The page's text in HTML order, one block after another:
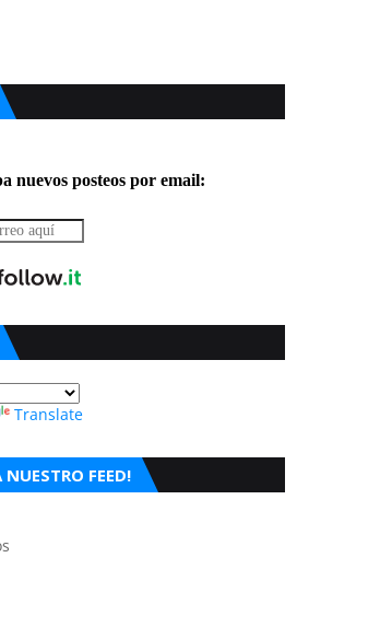
nuevos posteos por email:
Translate
NUESTRO FEED!